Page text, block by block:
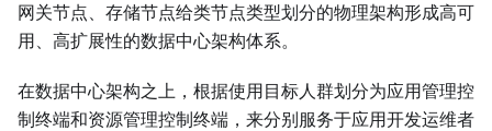
网关节点、存储节点给类节点类型划分的物理架构形成高可
用、高扩展性的数据中心架构体系。
在数据中心架构之上，根据使用目标人群划分为应用管理控
制终端和资源管理控制终端，来分别服务于应用开发运维者